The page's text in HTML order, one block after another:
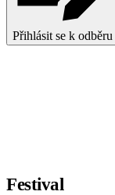
Přihlásit se k odběru
Festival